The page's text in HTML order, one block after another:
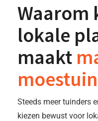
Waarom
lokale
maakt
moestuin
Steeds meer tuinders
kiezen bewust voor